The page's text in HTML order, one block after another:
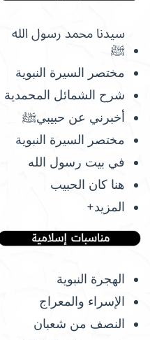
سيدنا محمد رسول الله
ﷺ
مختصر السيرة النبوية
شرح الشمائل المحمدية
أخبرني عن حبيبيﷺ
مختصر السيرة النبوية
في بيت رسول الله
هنا كان الحبيب
المزيد+
الهجرة النبوية
الإسراء والمعراج
النصف من شعبان